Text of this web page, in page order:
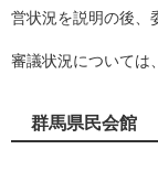
営状況を説明の後、
審議状況については
群馬県民会館